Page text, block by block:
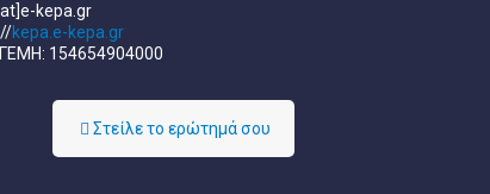
kepa.gr
kepa.e-kepa.gr
154654904000
Στείλε τo ερώτημά σου